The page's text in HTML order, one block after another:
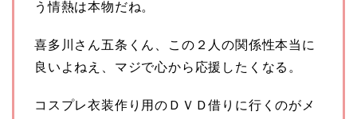
う情熱は本物だね。
喜多川さん五条くん、この２人の関係性本当に
良いよねえ、マジで心から応援したくなる。
コスプレ衣装作り用のＤＶＤ借りに行くのがメ